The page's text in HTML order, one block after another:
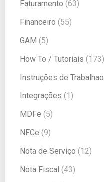
Faturamento (63)
Financeiro (55)
GAM (5)
How To / Tutoriais (173)
Instruções de Trabalhao
Integrações (1)
MDFe (5)
NFCe (9)
Nota de Serviço (12)
Nota Fiscal (43)